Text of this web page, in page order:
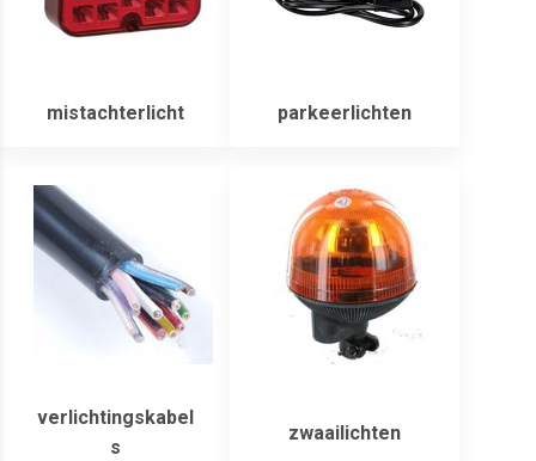
mistachterlicht parkeerlichten
verlichtingskabel
s
zwaailichten